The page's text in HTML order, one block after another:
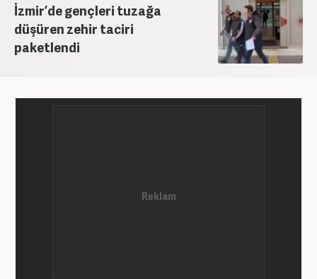
İzmir’de gençleri tuzağa
düşüren zehir taciri
paketlendi